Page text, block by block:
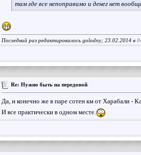
там где все непоправимо и денег нет
Последний раз редактировалось golodny; 23.02.2014 в
Re: Нужно быть на передовой
Да, и конечно же в паре сотен км от Харабали -
И все практически в одном месте.